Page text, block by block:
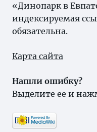
«Динопарк в
индексируемая
обязательна.
Карта сайта
Нашли ошибку?
Выделите ее и